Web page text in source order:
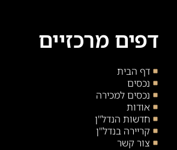
דפים מרכזיים
דף הבית
נכסים
נכסים למכירה
אודות
חדשות הנדל"ן
קריירה בנדל"ן
צור קשר